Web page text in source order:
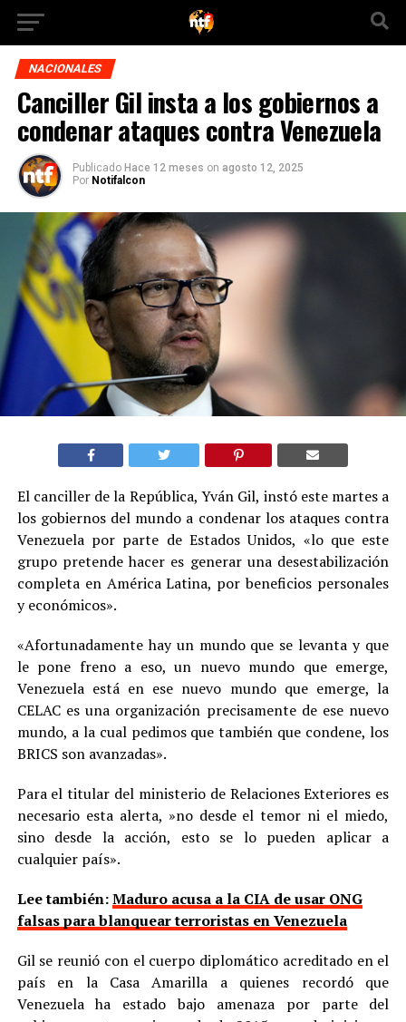
NACIONALES
Canciller Gil insta a los gobiernos a
condenar ataques contra Venezuela
Publicado Hace 12 meses on agosto 12, 2025
Por Notifalcon
El canciller de la República, Yván Gil, instó este martes a
los gobiernos del mundo a condenar los ataques contra
Venezuela por parte de Estados Unidos, «lo que este
grupo pretende hacer es generar una desestabilización
completa en América Latina, por beneficios personales
y económicos».
«Afortunadamente hay un mundo que se levanta y que
le pone freno a eso, un nuevo mundo que emerge,
Venezuela está en ese nuevo mundo que emerge, la
CELAC es una organización precisamente de ese nuevo
mundo, a la cual pedimos que también que condene, los
BRICS son avanzadas».
Para el titular del ministerio de Relaciones Exteriores es
necesario esta alerta, »no desde el temor ni el miedo,
sino desde la acción, esto se lo pueden aplicar a
cualquier país».
Lee también:Maduro acusa a la CIA de usar ONG
falsas para blanquear terroristas en Venezuela
Gil se reunió con el cuerpo diplomático acreditado en el
país en la Casa Amarilla a quienes recordó que
Venezuela ha estado bajo amenaza por parte del